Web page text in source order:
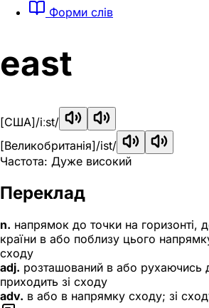
Форми слів
east
[США]/iːst/
[Великобританія]/ist/
Частота: Дуже високий
Переклад
n. напрямок до точки на горизонті,
країни в або поблизу цього
сходу
adj. розташований в або рухаючись
приходить зі сходу
adv. в або в напрямку сходу; зі